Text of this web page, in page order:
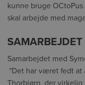
kunne bruge
skal arbejde med
Samarbejdet med
"Det har været fedt at
Thorbjørn, der virkelig